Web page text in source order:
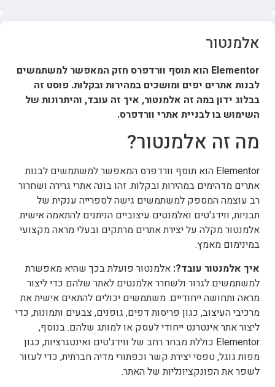
אלמנטור
Elementor הוא תוסף וורדפרס חזק המאפשר למשתמשים
לבנות אתרים יפים ומושכים במהירות ובקלות. פוסט זה
בבלוג ידון במה זה אלמנטור, איך זה עובד, והיתרונות של
השימוש בו לבניית אתרי וורדפרס.
מה זה אלמנטור?
Elementor הוא תוסף וורדפרס המאפשר למשתמשים לבנות
אתרים מדהימים במהירות ובקלות. זהו בונה אתרי גרירה ושחרור
רב עוצמה המספק למשתמשים גישה לספרייה ענקית של
תבניות, ווידג'טים ואלמנטים עיצוביים הניתנים להתאמה אישית.
אלמנטור מקלה על יצירת אתרים מרתקים ובעלי מראה מקצועי
במינימום מאמץ.
איך אלמנטור עובד?: אלמנטור פועלת בכך שהיא מאפשרת
למשתמשים לגרור ולשחרר אלמנטים לאתר שלהם כדי ליצור
מראה ותחושה ייחודיים. משתמשים יכולים להתאים אישית את
מרכיבי העיצוב, כגון פריסות דפים, גופנים, צבעים ותמונות, כדי
ליצור אתר אינטרנט ייחודי לעסק או למותג שלהם. בנוסף,
Elementor כוללת מבחר רחב של ווידג'טים ואינטגרציות, כגון
מפות גוגל, טפסי יצירת קשר וכפתורי מדיה חברתית, כדי לעזור
לשפר את הפונקציונליות של האתר.